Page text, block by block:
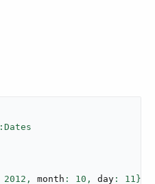
2012 , month : 10 , day : 11 }